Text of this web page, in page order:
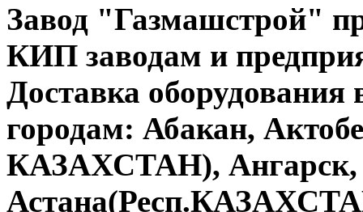
Завод "Газмашстрой"
КИП заводам и
Доставка
городам: Абакан,
КАЗАХСТАН), Ангарск,